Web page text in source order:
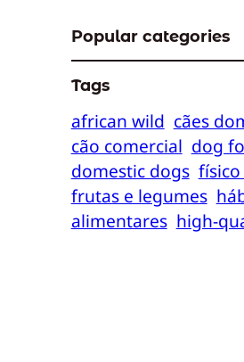
Popular categories
Tags
african wild cães
cão comercial dog
domestic dogs
frutas e legumes
alimentares high-